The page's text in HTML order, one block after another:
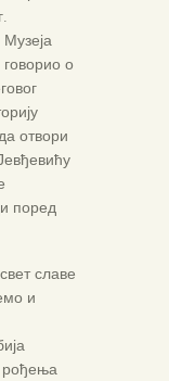
говорио о
отвори
поред
славе
и